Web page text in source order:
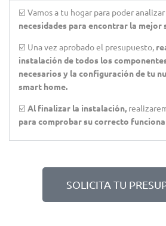
☑️ Vamos a tu hogar para poder
necesidades para encontrar la mejor
☑️ Una vez aprobado el presupuesto,
instalación de todos los
necesarios y la configuración de tu
smart home.
☑️ Al finalizar la instalación,
para comprobar su correcto
SOLICITA TU